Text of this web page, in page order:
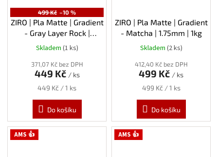
499 Kč –10 %
ZIRO | Pla Matte | Gradient
- Gray Layer Rock |
1.75mm | 1kg
Skladem (1 ks)
371,07 Kč bez DPH
449 Kč / ks
Měrná
449 Kč / 1 ks
Do košíku
ZIRO | Pla Matte | Gradient
- Matcha | 1.75mm | 1kg
Skladem (2 ks)
412,40 Kč bez DPH
499 Kč / ks
Měrná
499 Kč / 1 ks
Do košíku
AMS 👍 AMS 👍